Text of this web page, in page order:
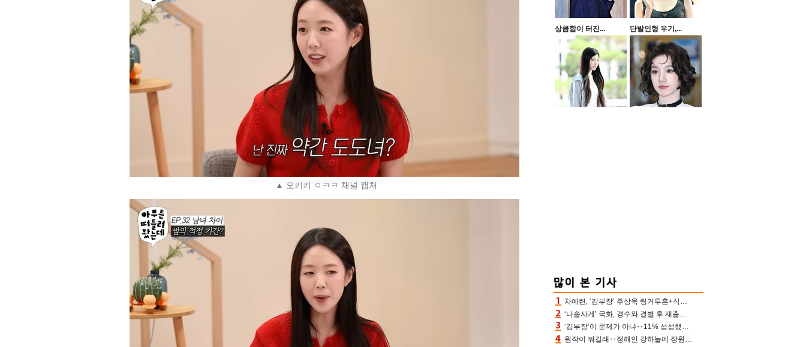
▲ 오키키 ㅇㅋㅋ 채널 캡처
상큼함이 터진... 단발인형 우기,...
차예련, ‘김부장’ 주상욱 링거투혼+식스팩 비화 “옷 벗는데 아저씨는 안 된다고”(차장금)
‘나솔사계’ 국화, 경수와 결별 후 재출연…첫인상 3표 몰표
‘김부장’이 문제가 아냐‥11% 섭섭했던 ‘재벌X형사2’ 돈·빽 총동원해 컴백 [TV보고서]
원작이 뭐길래‥정해인 강하늘에 장원영까지 참여한 이 영화